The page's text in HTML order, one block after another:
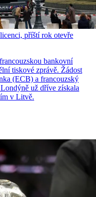
příští rok otevře
bankovní
tiskové zprávě. Žádost
(ECB) a francouzský
už dříve získala
v Litvě.